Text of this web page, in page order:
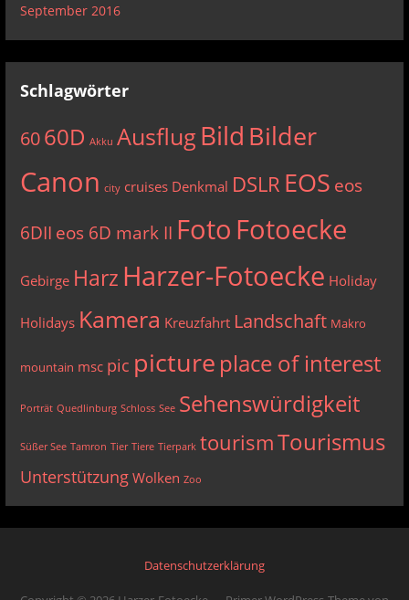
September 2016
Schlagwörter
6060D Akku Ausflug Bild Bilder
Canon city cruises Denkmal DSLR EOS eos
6DII eos 6D mark II Foto Fotoecke
Gebirge Harz Harzer-Fotoecke Holiday
Holidays Kamera Kreuzfahrt Landschaft Makro
mountain msc pic picture place of interest
Porträt Quedlinburg Schloss See Sehenswürdigkeit
Süßer See Tamron Tier Tiere Tierpark tourismTourismus
Unterstützung Wolken Zoo
Datenschutzerklärung